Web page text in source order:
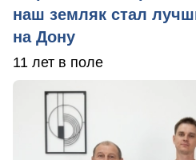
наш земляк стал
на Дону
11 лет в поле